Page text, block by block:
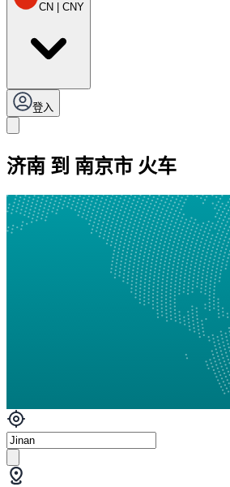
CN | CNY
登入
济南 到 南京市 火车